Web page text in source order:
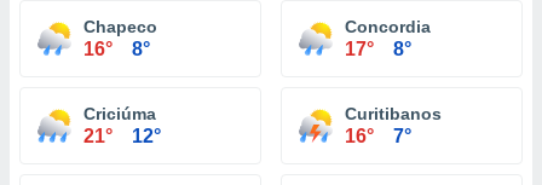
Chapeco
16° 8°
Concordia
17° 8°
Criciúma
21° 12°
Curitibanos
16° 7°